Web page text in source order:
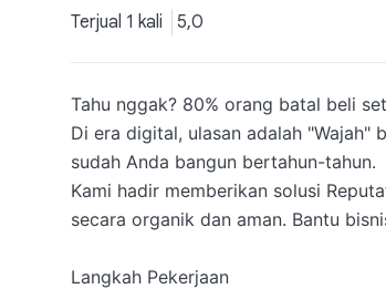
Terjual 1 kali 5,0
Tahu nggak? 80% orang batal beli
​Di era digital, ulasan adalah "Wajah"
sudah Anda bangun bertahun-tahun.
​Kami hadir memberikan solusi
secara organik dan aman. Bantu
Langkah Pekerjaan